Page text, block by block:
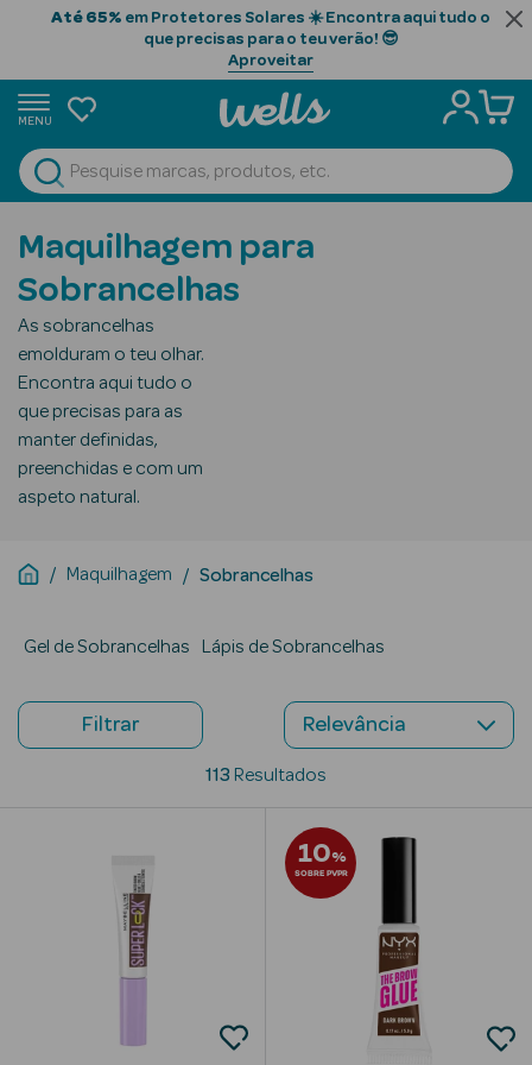
Até 65% em Protetores Solares ☀️ Encontra aqui tudo o
que precisas para o teu verão! 😎
Aproveitar
MENU
Ver Tudo
Beauty Season
Cabelo
Profissional
Beauty Season
Cosmética
Beauty Season
Cosmética
Beauty Season
Maquilhagem
Beauty Season
Nutricosmética
Beauty Season
Beauty Season
Maquilhagem para
Sobrancelhas
As sobrancelhas
emolduram o teu olhar.
Encontra aqui tudo o
que precisas para as
manter definidas,
preenchidas e com um
aspeto natural.
Maquilhagem Sobrancelhas
Gel de Sobrancelhas Lápis de Sobrancelhas
Filtrar
113 Resultados
10%
SOBRE PVPR